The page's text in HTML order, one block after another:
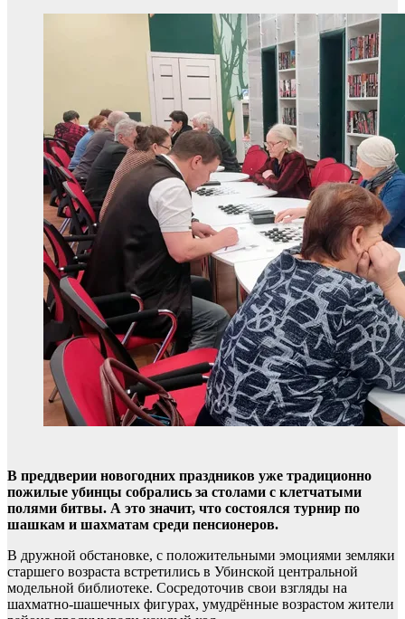
В преддверии новогодних праздников уже традиционно
пожилые убинцы собрались за столами с клетчатыми
полями битвы. А это значит, что состоялся турнир по
шашкам и шахматам среди пенсионеров.
В дружной обстановке, с положительными эмоциями земляки
старшего возраста встретились в Убинской центральной
модельной библиотеке. Сосредоточив свои взгляды на
шахматно-шашечных фигурах, умудрённые возрастом жители